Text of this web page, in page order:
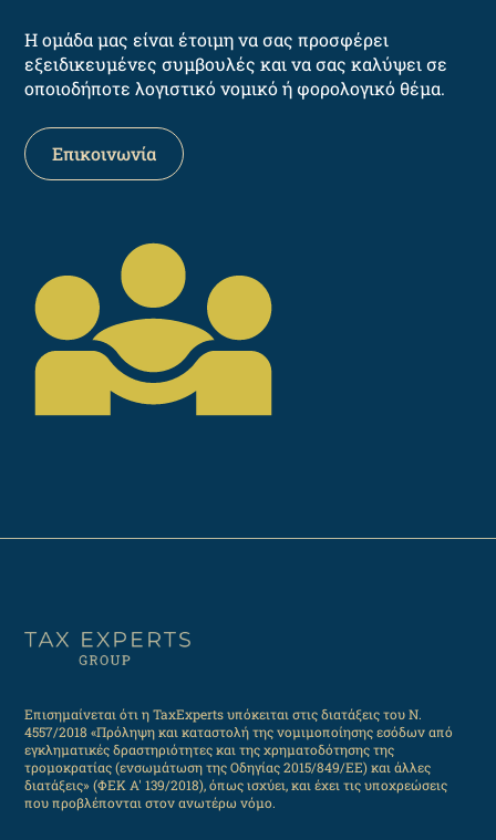
Η ομάδα μας είναι έτοιμη να σας προσφέρει
εξειδικευμένες συμβουλές και να σας καλύψει σε
οποιοδήποτε λογιστικό νομικό ή φορολογικό θέμα.
Επικοινωνία
Επισημαίνεται ότι η TaxExperts υπόκειται στις διατάξεις του Ν.
4557/2018 «Πρόληψη και καταστολή της νομιμοποίησης εσόδων από
εγκληματικές δραστηριότητες και της χρηματοδότησης της
τρομοκρατίας (ενσωμάτωση της Οδηγίας 2015/849/ΕΕ) και άλλες
διατάξεις» (ΦΕΚ Α' 139/2018), όπως ισχύει, και έχει τις υποχρεώσεις
που προβλέπονται στον ανωτέρω νόμο.